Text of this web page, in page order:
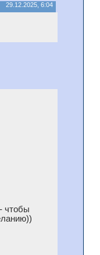
29.12.2025, 6:04
чтобы